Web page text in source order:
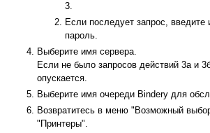
3.
Если последует запрос, введите
пароль.
Выберите имя сервера.
Если не было запросов действий 3а и
опускается.
Выберите имя очереди Bindery для
Возвратитесь в меню "Возможный
"Принтеры".